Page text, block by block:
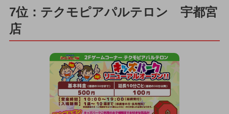
7位：テクモピアパルテロン 宇都宮
店